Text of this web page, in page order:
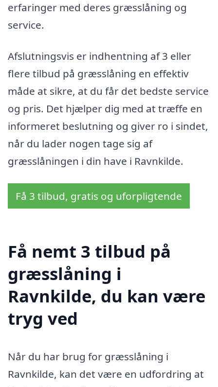
erfaringer med deres græsslåning og
service.
Afslutningsvis er indhentning af 3 eller
flere tilbud på græsslåning en effektiv
måde at sikre, at du får det bedste service
og pris. Det hjælper dig med at træffe en
informeret beslutning og giver ro i sindet,
når du lader nogen tage sig af
græsslåningen i din have i Ravnkilde.
Få 3 tilbud, gratis og uforpligtende
Få nemt 3 tilbud på
græsslåning i
Ravnkilde, du kan være
tryg ved
Når du har brug for græsslåning i
Ravnkilde, kan det være en udfordring at